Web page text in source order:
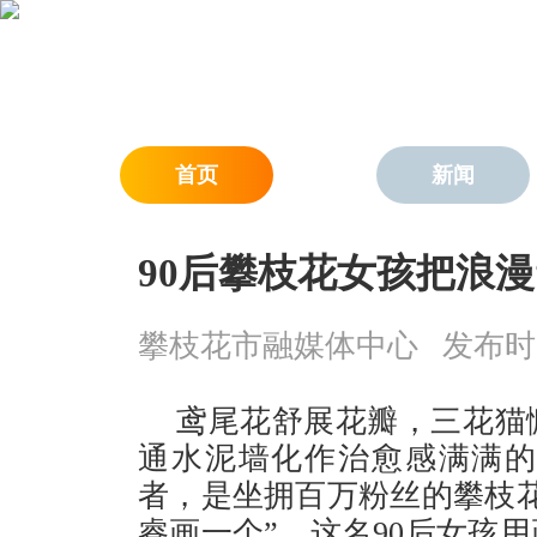
首页 新闻
90后攀枝花女孩把浪
攀枝花市融媒体中心 发布
鸢尾花舒展花瓣，三花
通水泥墙化作治愈感满满
者，是坐拥百万粉丝的攀枝